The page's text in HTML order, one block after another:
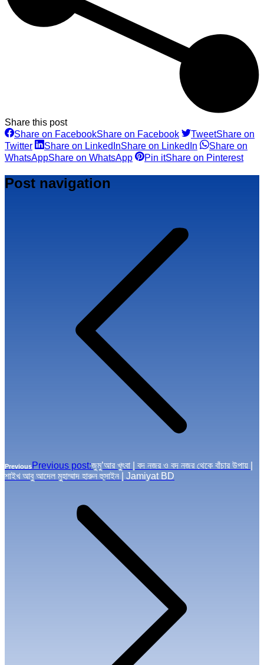
Share this post
Share on FacebookShare on Facebook TweetShare on
Twitter
Share on LinkedInShare on LinkedIn
Share on
WhatsAppShare on WhatsApp Pin itShare on Pinterest
Post navigation
PreviousPrevious post:জুমু’আর খুৎবা | বদ নজর ও বদ নজর থেকে বাঁচার উপায় |
শাইখ আবু আদেল মুহাম্মাদ হারুন হুসাইন | Jamiyat BD